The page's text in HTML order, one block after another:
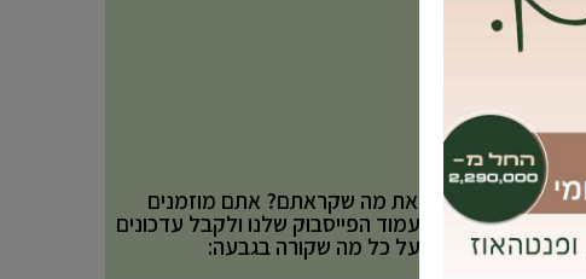
אהבתם את מה שקראתם? אתם מוזמנים
לעקוב אחר עמוד הפייסבוק שלנו ולקבל עדכונים
באופן שוטף על כל מה שקורה בגבעה: